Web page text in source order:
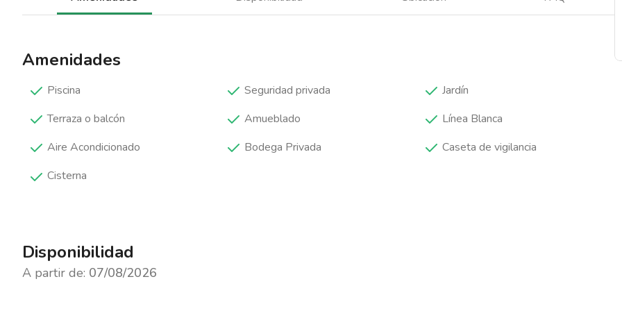
Amenidades
Piscina Seguridad privada
Jardín
Terraza o balcón
Amueblado
Línea Blanca
Aire Acondicionado
Bodega Privada
Caseta de vigilancia
Cisterna
Disponibilidad
A partir de: 07/08/2026